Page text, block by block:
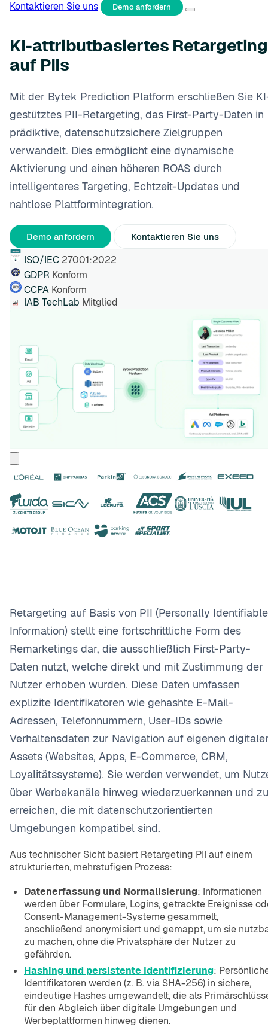
Kontaktieren Sie uns Demo anfordern
KI-attributbasiertes Retargeting
auf PIIs
Mit der Bytek Prediction Platform erschließen Sie
gestütztes PII-Retargeting, das First-Party-Daten in
prädiktive, datenschutzsichere Zielgruppen
verwandelt. Dies ermöglicht eine dynamische
Aktivierung und einen höheren ROAS durch
intelligenteres Targeting, Echtzeit-Updates und
nahtlose Plattformintegration.
Demo anfordern Kontaktieren Sie uns
ISO/IEC 27001:2022
GDPR Konform
CCPA Konform
IAB TechLab Mitglied
Retargeting auf Basis von PII (Personally Identifiable
Information) stellt eine fortschrittliche Form des
Remarketings dar, die ausschließlich First-Party-
Daten nutzt, welche direkt und mit Zustimmung der
Nutzer erhoben wurden. Diese Daten umfassen
explizite Identifikatoren wie gehashte E-Mail-
Adressen, Telefonnummern, User-IDs sowie
Verhaltensdaten zur Navigation auf eigenen
Assets (Websites, Apps, E-Commerce, CRM,
Loyalitätssysteme). Sie werden verwendet, um
über Werbekanäle hinweg wiederzuerkennen und zu
erreichen, die mit datenschutzorientierten
Umgebungen kompatibel sind.
Aus technischer Sicht basiert Retargeting PII auf einem
strukturierten, mehrstufigen Prozess:
Datenerfassung und Normalisierung: Informationen
werden über Formulare, Logins, getrackte Ereignisse
Consent-Management-Systeme gesammelt,
anschließend anonymisiert und gemappt, um sie
zu machen, ohne die Privatsphäre der Nutzer zu
gefährden.
Hashing und persistente Identifizierung:
Identifikatoren werden (z. B. via SHA-256) in sichere,
eindeutige Hashes umgewandelt, die als
für den Abgleich über digitale Umgebungen und
Werbeplattformen hinweg dienen.